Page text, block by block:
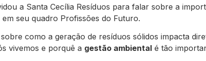
a Santa Cecília Resíduos para falar sobre a
em seu quadro Profissões do Futuro.
como a geração de resíduos sólidos impacta
vivemos e porquê a gestão ambiental é tão